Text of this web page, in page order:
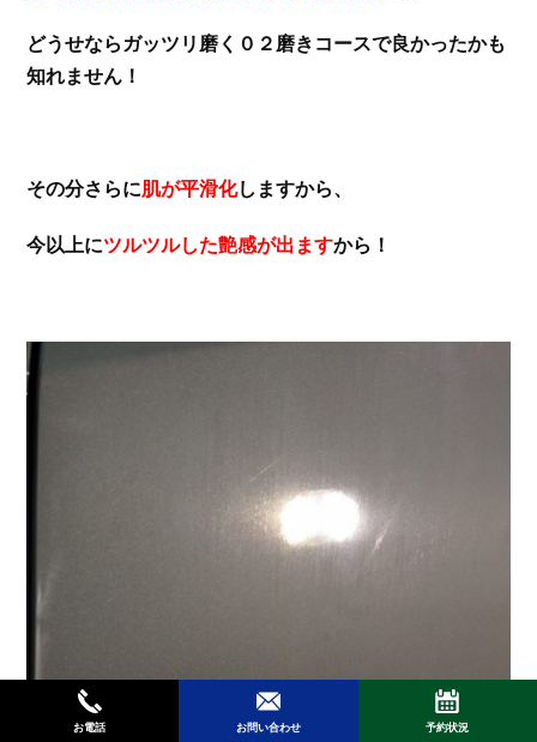
お電話 お問い合わせ 予約状況
どうせならガッツリ磨く０２磨きコースで良かったかも
知れません！
その分さらに肌が平滑化しますから、
今以上にツルツルした艶感が出ますから！
磨き前側面＝イオンデポジット（水染み）